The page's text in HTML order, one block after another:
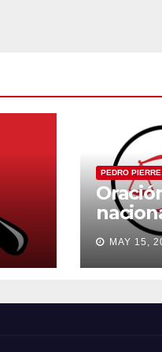
PEDRO PIERRE
madre
MAY 15,